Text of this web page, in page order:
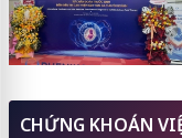
CHỨNG KHOÁN